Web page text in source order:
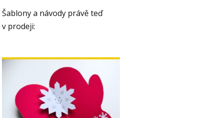
Šablony a návody právě teď
v prodeji: